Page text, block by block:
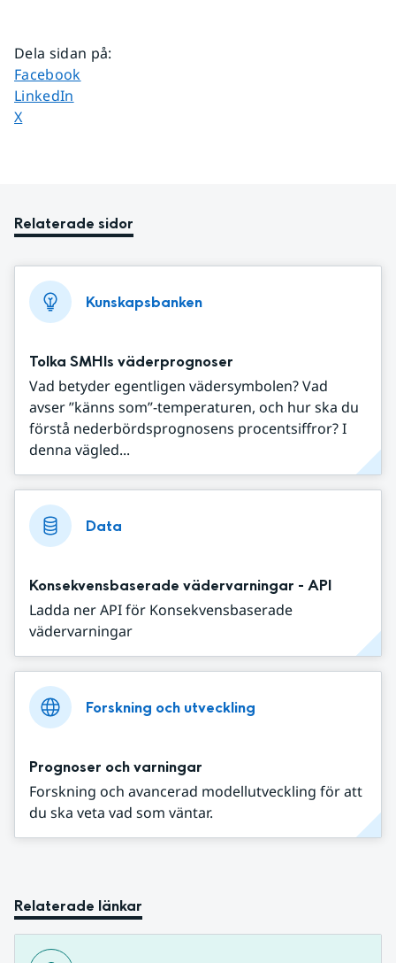
Dela sidan på:
Dela sidan på
Facebook
Dela sidan på
LinkedIn
Dela sidan på
X
Relaterade sidor
Kunskapsbanken
Tolka SMHIs väderprognoser
Vad betyder egentligen vädersymbolen? Vad
avser ”känns som”-temperaturen, och hur ska du
förstå nederbördsprognosens procentsiffror? I
denna vägled...
Data
Konsekvensbaserade vädervarningar - API
Ladda ner API för Konsekvensbaserade
vädervarningar
Forskning och utveckling
Prognoser och varningar
Forskning och avancerad modellutveckling för att
du ska veta vad som väntar.
Relaterade länkar